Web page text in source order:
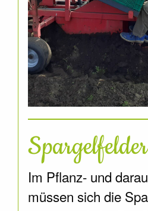
Spargelfelder
Im Pflanz- und
müssen sich die